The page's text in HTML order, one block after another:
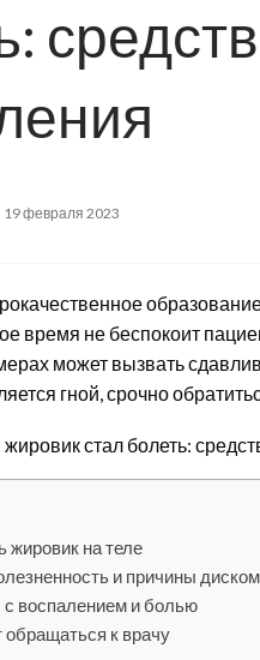
Posted
19 февраля 2023
время не беспокоит
может вызвать
гной, срочно
жировик на теле
и причины
воспалением и болью
к врачу